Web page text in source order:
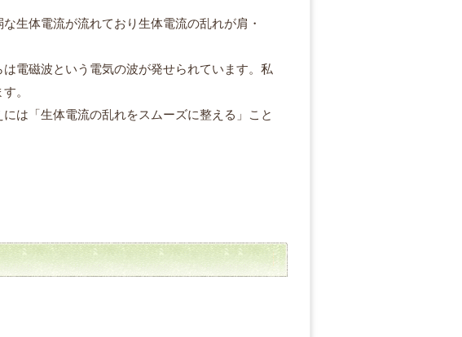
生体電流が流れており生体電流の乱れが肩・
電磁波という電気の波が発せられています。私
。
は「生体電流の乱れをスムーズに整える」こと